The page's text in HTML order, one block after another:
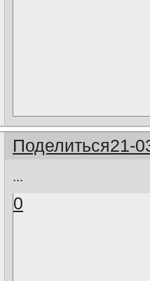
Поделиться21-
...
0